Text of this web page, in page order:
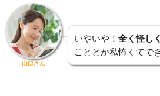
山口さん
いやいや！ 全く怪し
こととか私怖くてで